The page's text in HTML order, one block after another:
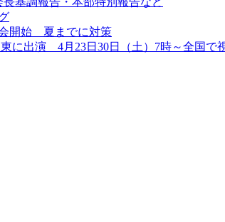
開始 夏までに対策
に出演 4月23日30日（土）7時～全国で